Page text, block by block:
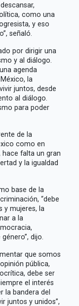
como una
y eso
señaló.
por dirigir una
y al diálogo.
agenda
la
juntos, desde
al diálogo.
para poder
de la
como en
falta un gran
y la igualdad
base de la
“debe
y mujeres, la
a la
dijo.
que somos
pública,
debe ser
el interés
la bandera del
juntos y unidos”,